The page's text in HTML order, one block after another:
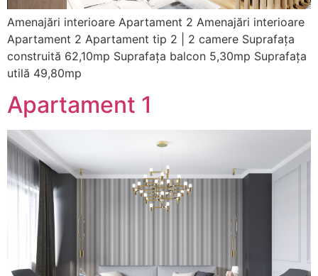
Amenajări interioare Apartament 2 Amenajări interioare
Apartament 2 Apartament tip 2 | 2 camere Suprafața
construită 62,10mp Suprafața balcon 5,30mp Suprafața
utilă 49,80mp
Apartament 1